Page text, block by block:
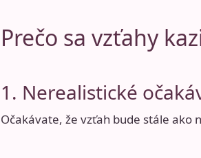
Prečo sa vzťahy
1. Nerealistické
Očakávate, že vzťah bude stále ako